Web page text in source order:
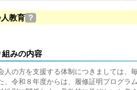
教育 ？
組みの内容
人の方を支援する体制につきましては、
、令和８年度からは、履修証明プログラ